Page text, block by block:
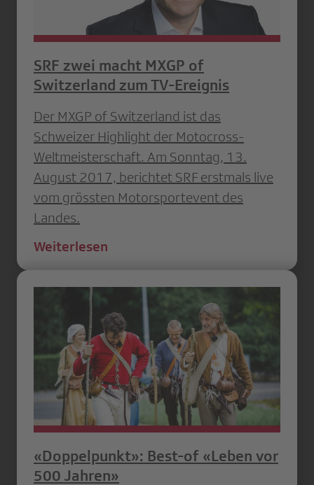
SRF zwei macht MXGP of
Switzerland zum TV-Ereignis
Der MXGP of Switzerland ist das
Schweizer Highlight der Motocross-
Weltmeisterschaft. Am Sonntag, 13.
August 2017, berichtet SRF erstmals live
vom grössten Motorsportevent des
Landes.
Weiterlesen
«Doppelpunkt»: Best-of «Leben vor
500 Jahren»